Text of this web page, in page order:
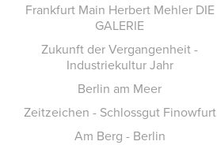
Frankfurt Main Herbert Mehler DIE
GALERIE
Zukunft der Vergangenheit -
Industriekultur Jahr
Berlin am Meer
Zeitzeichen - Schlossgut Finowfurt
Am Berg - Berlin